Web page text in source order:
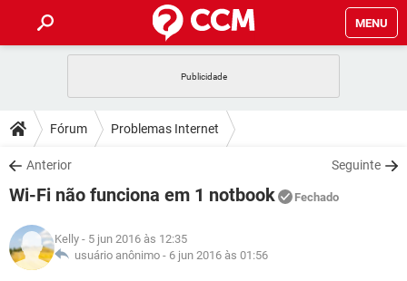
MENU
CELULAR FACEBOOK
OUTLOOK
INSTAGRAM GMAIL
GUIA DE COMPRAS
DICAS
JOGOS WHATSAPP
INSTAGRAM
GUIA DE COMPRAS
DOWNLOADS
JOGOS WHATSAPP
CELULAR
OUTLOOK EXCEL
JOGOS
CELULAR
GLOSSÁRIO
Fórum Problemas Internet
Anterior Seguinte
Wi-Fi não funciona em 1 notbook Fechado
Kelly - 5 jun 2016 às 12:35
usuário anônimo - 6 jun 2016 às 01:56